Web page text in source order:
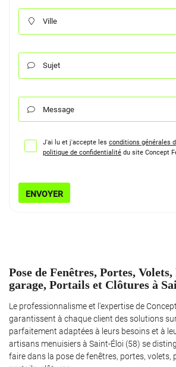
 Ville
 Sujet
 Message
J'ai lu et j'accepte les conditions générales
politique de confidentialité du site Concept
ENVOYER
Pose de Fenêtres, Portes,
garage, Portails et Clôtures à
Le professionnalisme et l'expertise de
garantissent à chaque client des solutions
parfaitement adaptées à leurs besoins et à
artisans menuisiers à Saint-Éloi (58) se
faire dans la pose de fenêtres, portes, volets,